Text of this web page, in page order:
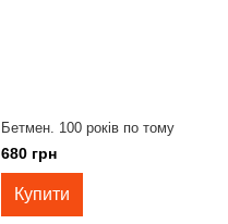
Бетмен. 100 років по тому
680 грн
Купити